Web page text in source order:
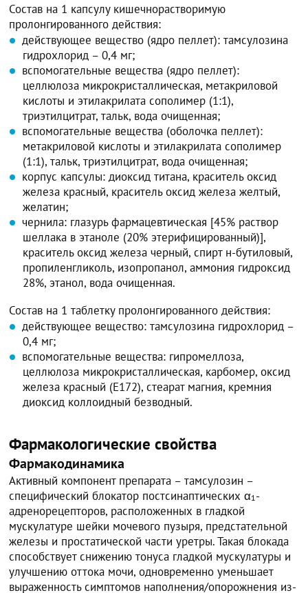
Состав на 1 капсулу кишечнорастворимую
пролонгированного действия:
действующее вещество (ядро пеллет): тамсулозина
гидрохлорид – 0,4 мг;
вспомогательные вещества (ядро пеллет):
целлюлоза микрокристаллическая, метакриловой
кислоты и этилакрилата сополимер (1:1),
триэтилцитрат, тальк, вода очищенная;
вспомогательные вещества (оболочка пеллет):
метакриловой кислоты и этилакрилата сополимер
(1:1), тальк, триэтилцитрат, вода очищенная;
корпус капсулы: диоксид титана, краситель оксид
железа красный, краситель оксид железа желтый,
желатин;
чернила: глазурь фармацевтическая [45% раствор
шеллака в этаноле (20% этерифицированный)],
краситель оксид железа черный, спирт н-бутиловый,
пропиленгликоль, изопропанол, аммония гидроксид
28%, этанол, вода очищенная.
Состав на 1 таблетку пролонгированного действия:
действующее вещество: тамсулозина гидрохлорид –
0,4 мг;
вспомогательные вещества: гипромеллоза,
целлюлоза микрокристаллическая, карбомер, оксид
железа красный (Е172), стеарат магния, кремния
диоксид коллоидный безводный.
Фармакологические свойства
Фармакодинамика
Активный компонент препарата – тамсулозин –
специфический блокатор постсинаптических α1 -
адренорецепторов, расположенных в гладкой
мускулатуре шейки мочевого пузыря, предстательной
железы и простатической части уретры. Такая блокада
способствует снижению тонуса гладкой мускулатуры и
улучшению оттока мочи, одновременно уменьшает
выраженность симптомов наполнения/опорожнения из-